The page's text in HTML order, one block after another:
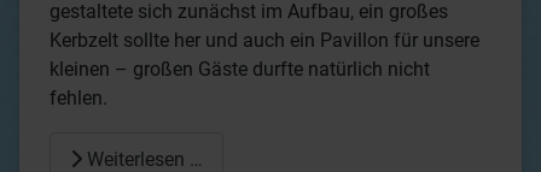
gestaltete sich zunächst im Aufbau, ein großes
Kerbzelt sollte her und auch ein Pavillon für unsere
kleinen – großen Gäste durfte natürlich nicht
fehlen.
Weiterlesen …